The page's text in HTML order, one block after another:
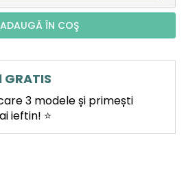
ADAUGĂ ÎN COŞ
3 modele și primești
ieftin! ⭐